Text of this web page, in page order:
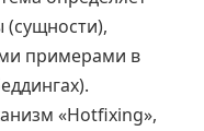
(сущности),
примерами в
«Hotfixing»,